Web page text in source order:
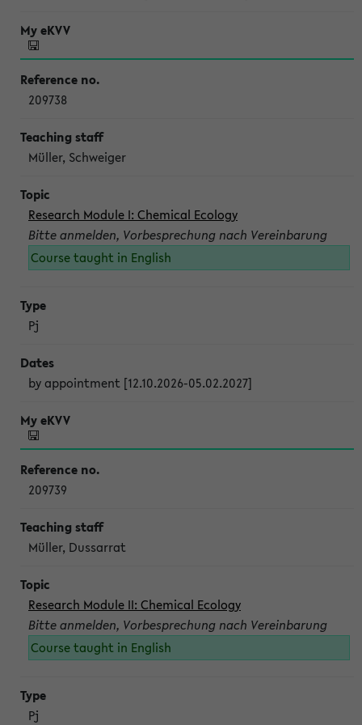
209738
Müller, Schweiger
Research Module I: Chemical Ecology
Bitte anmelden, Vorbesprechung nach Vereinbarung
Course taught in English
Pj
by appointment [12.10.2026-05.02.2027]
209739
Müller, Dussarrat
Research Module II: Chemical Ecology
Bitte anmelden, Vorbesprechung nach Vereinbarung
Course taught in English
Pj